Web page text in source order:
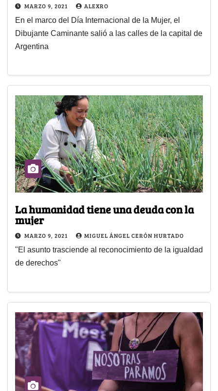
MARZO 9, 2021 ALEXRO
En el marco del Día Internacional de la Mujer, el
Dibujante Caminante salió a las calles de la capital de
Argentina
La humanidad tiene una deuda con la
mujer
MARZO 9, 2021 MIGUEL ÁNGEL CERÓN HURTADO
"El asunto trasciende al reconocimiento de la igualdad
de derechos"